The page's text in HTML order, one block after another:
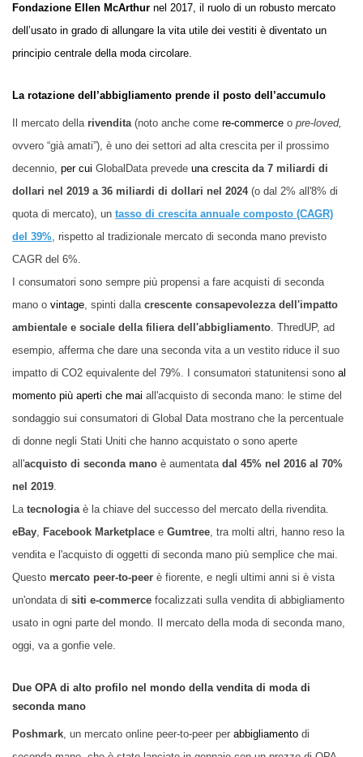
Fondazione Ellen McArthur nel 2017 , il ruolo di un robusto mercato
dell’usato in grado di allungare la vita utile dei vestiti è diventato un
principio centrale della moda circolare.
La rotazione dell’abbigliamento prende il posto dell’accumulo
Il mercato della rivendita (noto anche come re-commerce o pre-loved,
ovvero “già amati”), è uno dei settori ad alta crescita per il prossimo
decennio, per cui GlobalData prevede una crescita da 7 miliardi di
dollari nel 2019 a 36 miliardi di dollari nel 2024(o dal 2% all'8% di
quota di mercato), un tasso di crescita annuale composto (CAGR)
del 39% , rispetto al tradizionale mercato di seconda mano previsto
CAGR del 6%.
I consumatori sono sempre più propensi a fare acquisti di seconda
mano o vintage , spinti dalla crescente consapevolezza dell'impatto
ambientale e sociale della filiera dell'abbigliamento . ThredUP, ad
esempio, afferma che dare una seconda vita a un vestito riduce il suo
impatto di CO2 equivalente del 79%. I consumatori statunitensi sono al
momento più aperti che mai all'acquisto di seconda mano: le stime del
sondaggio sui consumatori di Global Data mostrano che la percentuale
di donne negli Stati Uniti che hanno acquistato o sono aperte
all'acquisto di seconda mano è aumentata dal 45% nel 2016 al 70%
nel 2019
La tecnologia è la chiave del successo del mercato della rivendita.
eBay Facebook Marketplace e Gumtree , tra molti altri, hanno reso la
vendita e l'acquisto di oggetti di seconda mano più semplice che mai.
Questo mercato peer-to-peer è fiorente, e negli ultimi anni si è vista
un'ondata di siti e-commerce focalizzati sulla vendita di abbigliamento
usato in ogni parte del mondo. Il mercato della moda di seconda mano,
oggi, va a gonfie vele.
Due OPA di alto profilo nel mondo della vendita di moda di
seconda mano
Poshmark , un mercato online peer-to-peer per abbigliamento di